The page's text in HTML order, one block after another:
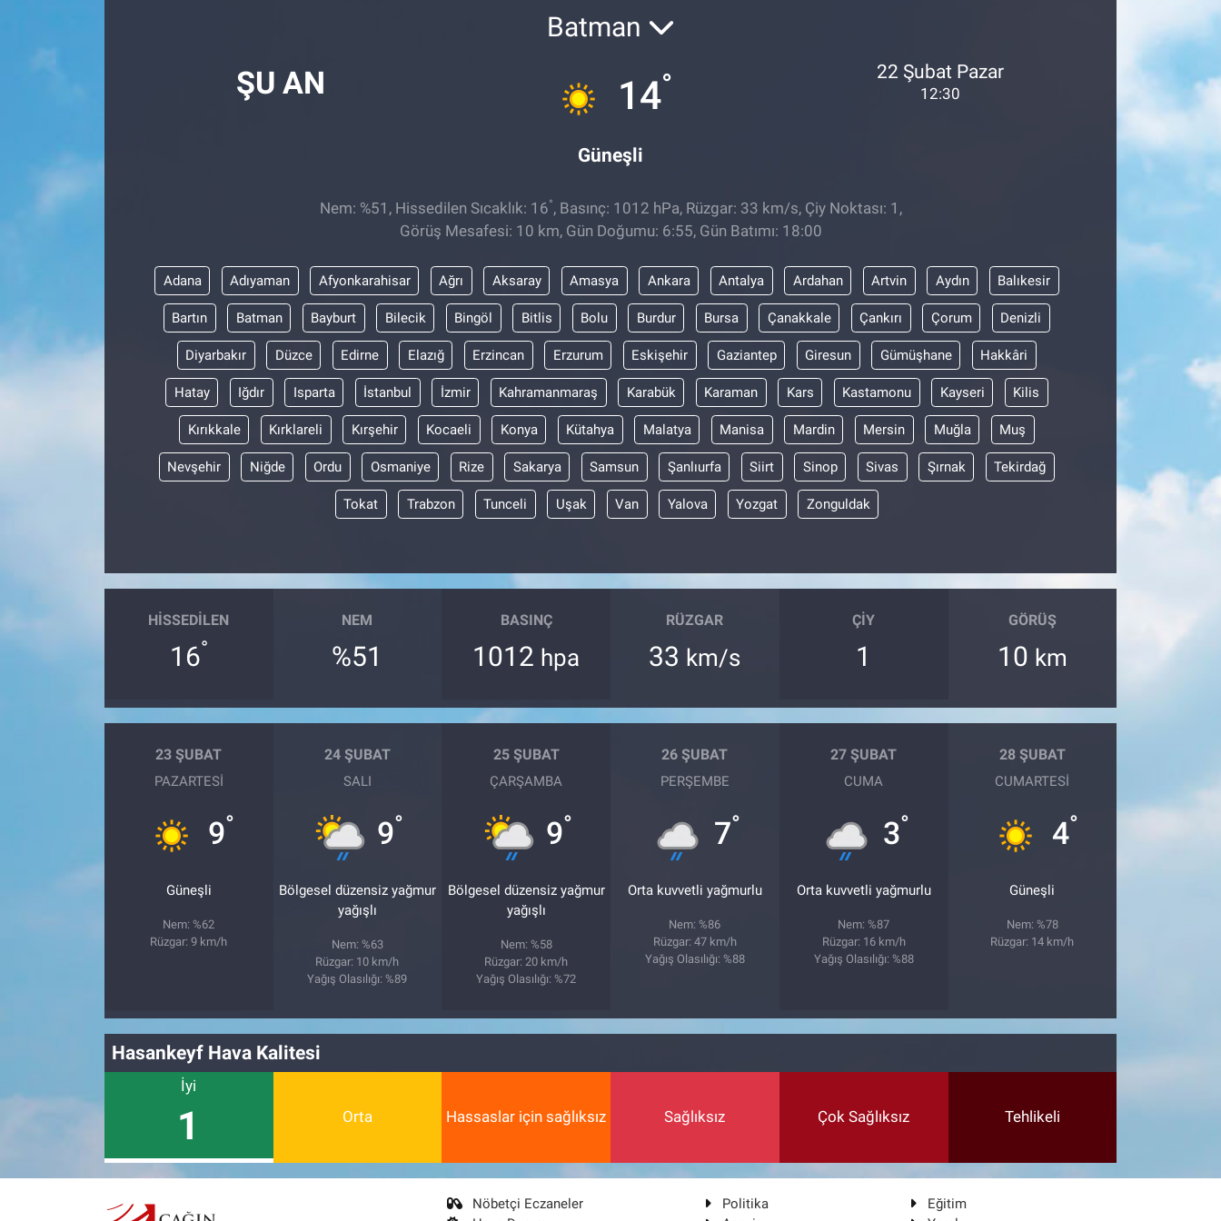
ŞU AN
Batman
14°
Güneşli
22 Şubat Pazar
12:30
Nem: %51, Hissedilen Sıcaklık: 16°, Basınç: 1012 hPa, Rüzgar: 33 km/s, Çiy Noktası: 1,
Görüş Mesafesi: 10 km, Gün Doğumu: 6:55, Gün Batımı: 18:00
Adana Adıyaman Afyonkarahisar Ağrı Aksaray Amasya Ankara Antalya Ardahan Artvin Aydın Balıkesir
Bartın Batman Bayburt Bilecik Bingöl Bitlis Bolu Burdur Bursa Çanakkale Çankırı Çorum Denizli
Diyarbakır Düzce Edirne Elazığ Erzincan Erzurum Eskişehir Gaziantep Giresun Gümüşhane Hakkâri
Hatay Iğdır Isparta İstanbul İzmir Kahramanmaraş Karabük Karaman Kars Kastamonu Kayseri Kilis
Kırıkkale Kırklareli Kırşehir Kocaeli Konya Kütahya Malatya Manisa Mardin Mersin Muğla Muş
Nevşehir Niğde Ordu Osmaniye Rize Sakarya Samsun Şanlıurfa Siirt Sinop Sivas Şırnak Tekirdağ
Tokat Trabzon Tunceli Uşak Van Yalova Yozgat Zonguldak
HISSEDILEN
16°
NEM
%51
BASINÇ
1012 hpa
RÜZGAR
33 km/s
ÇIY
1
GÖRÜŞ
10 km
23 ŞUBAT
PAZARTESI
9°
Güneşli
Nem: %62
Rüzgar: 9 km/h
24 ŞUBAT
SALI
9°
Bölgesel düzensiz yağmur
yağışlı
Nem: %63
Rüzgar: 10 km/h
Yağış Olasılığı: %89
25 ŞUBAT
ÇARŞAMBA
9°
Bölgesel düzensiz yağmur
yağışlı
Nem: %58
Rüzgar: 20 km/h
Yağış Olasılığı: %72
26 ŞUBAT
PERŞEMBE
7°
Orta kuvvetli yağmurlu
Nem: %86
Rüzgar: 47 km/h
Yağış Olasılığı: %88
27 ŞUBAT
CUMA
3°
Orta kuvvetli yağmurlu
Nem: %87
Rüzgar: 16 km/h
Yağış Olasılığı: %88
28 ŞUBAT
CUMARTESI
4°
Güneşli
Nem: %78
Rüzgar: 14 km/h
Hasankeyf Hava Kalitesi
İyi
1 Orta Hassaslar için sağlıksız Sağlıksız Çok Sağlıksız Tehlikeli
Nöbetçi Eczaneler
Politika
Eğitim